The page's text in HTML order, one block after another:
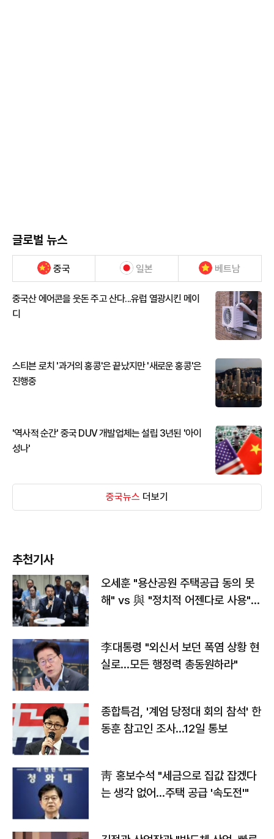
글로벌 뉴스
중국 일본 베트남
중국산 에어콘을 웃돈 주고 산다...유럽 열광시킨 메이
디
스티븐 로치 '과거의 홍콩'은 끝났지만 '새로운 홍콩'은
진행중
'역사적 순간' 중국 DUV 개발업체는 설립 3년된 '아이
성나'
중국뉴스 더보기
추천기사
오세훈 "용산공원 주택공급 동의 못
해" vs 與 "정치적 어젠다로 사용"
李대통령 "외신서 보던 폭염 상황 현
실로…모든 행정력 총동원하라"
종합특검, '계엄 당정대 회의 참석' 한
동훈 참고인 조사...12일 통보
靑 홍보수석 "세금으로 집값 잡겠다
는 생각 없어…주택 공급 '속도전'"